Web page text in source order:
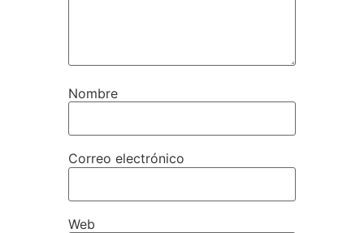
Nombre
Correo electrónico
Web